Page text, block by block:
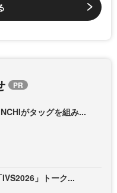
がタッグを組み...
」トーク...